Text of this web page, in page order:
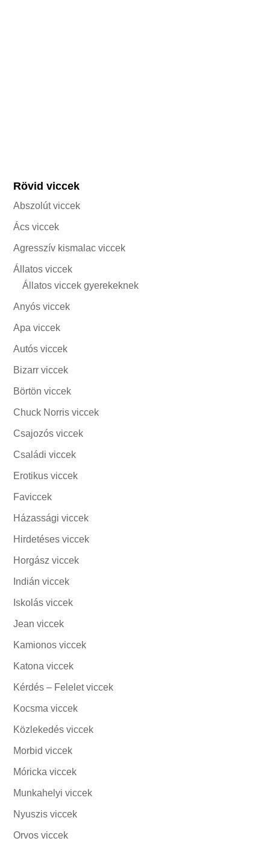
Rövid viccek
Abszolút viccek
Ács viccek
Agresszív kismalac viccek
Állatos viccek
Állatos viccek gyerekeknek
Anyós viccek
Apa viccek
Autós viccek
Bizarr viccek
Börtön viccek
Chuck Norris viccek
Csajozós viccek
Családi viccek
Erotikus viccek
Faviccek
Házassági viccek
Hirdetéses viccek
Horgász viccek
Indián viccek
Iskolás viccek
Jean viccek
Kamionos viccek
Katona viccek
Kérdés – Felelet viccek
Kocsma viccek
Közlekedés viccek
Morbid viccek
Móricka viccek
Munkahelyi viccek
Nyuszis viccek
Orvos viccek